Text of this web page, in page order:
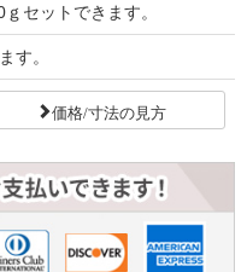
セットできます。
す。
価格/寸法の見方